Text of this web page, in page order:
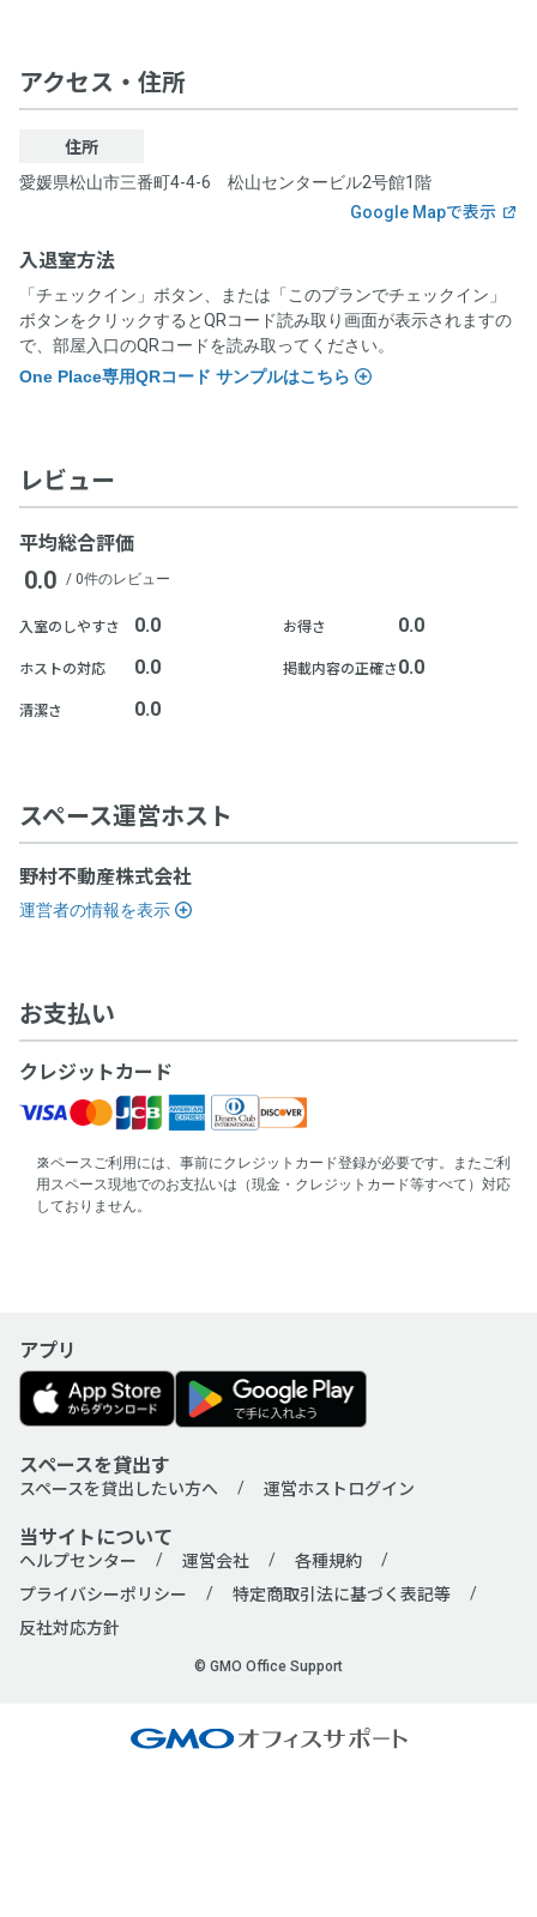
アクセス・住所
住所
愛媛県松山市三番町4-4-6 松山センタービル2号館1階
Google Mapで表示
入退室方法
「チェックイン」ボタン、または「このプランでチェックイン」
ボタンをクリックするとQRコード読み取り画面が表示されますの
で、部屋入口のQRコードを読み取ってください。
One Place専用QRコード サンプルはこちら
い。
レビュー
平均総合評価
0.0 / 0件のレビュー
入室のしやすさ 0.0
ホストの対応 0.0
清潔さ 0.0
お得さ 0.0
掲載内容の正確さ 0.0
スペース運営ホスト
野村不動産株式会社
運営者の情報を表示
お支払い
クレジットカード
スペースご利用には、事前にクレジットカード登録が必要です。またご利
用スペース現地でのお支払いは（現金・クレジットカード等すべて）対応
しておりません。
アプリ
スペースを貸出す
スペースを貸出したい方へ 運営ホストログイン
当サイトについて
ヘルプセンター 運営会社
各種規約
プライバシーポリシー
特定商取引法に基づく表記等
反社対応方針
© GMO Office Support